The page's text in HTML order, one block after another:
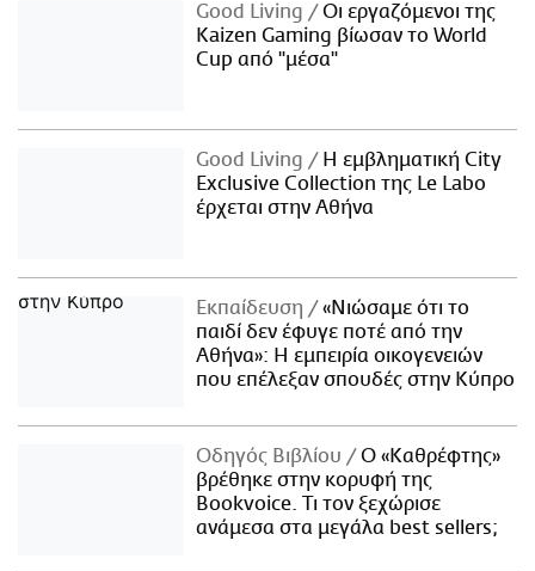
Good Living
Οι εργαζόμενοι της
Kaizen Gaming βίωσαν το World
Cup από "μέσα"
Good Living
Η εμβληματική City
Exclusive Collection της Le Labo
έρχεται στην Αθήνα
Εκπαίδευση
«Νιώσαμε ότι το
παιδί δεν έφυγε ποτέ από την
Αθήνα»: Η εμπειρία οικογενειών
που επέλεξαν σπουδές στην Κύπρο
Οδηγός Βιβλίου
Ο «Καθρέφτης»
βρέθηκε στην κορυφή της
Bookvoice. Τι τον ξεχώρισε
ανάμεσα στα μεγάλα best sellers;